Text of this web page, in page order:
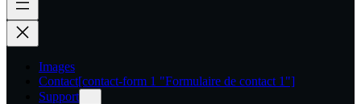
Images
Contact[contact-form 1 "Formulaire de contact 1"]
Support